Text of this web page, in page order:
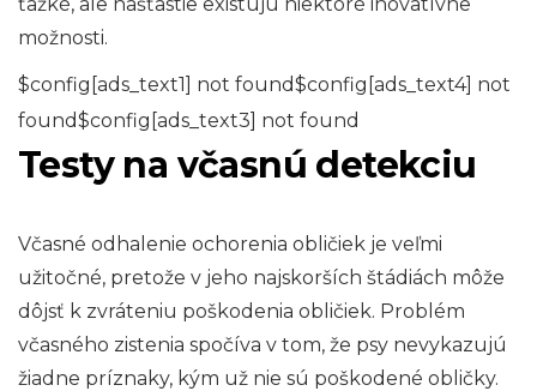
možnosti.
$config[ads_text1] not found$config[ads_text4] not
found$config[ads_text3] not found
Testy na včasnú detekciu
Včasné odhalenie ochorenia obličiek je veľmi
užitočné, pretože v jeho najskorších štádiách môže
dôjsť k zvráteniu poškodenia obličiek. Problém
včasného zistenia spočíva v tom, že psy nevykazujú
žiadne príznaky, kým už nie sú poškodené obličky.